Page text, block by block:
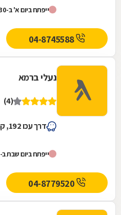
ייפתח ביום א' ב-7:30
04-8745588
נעלי ברמא
(4)
דרך עכו 192, קניון הקריון קרית ביאליק
ייפתח ביום שבת ב-19:00